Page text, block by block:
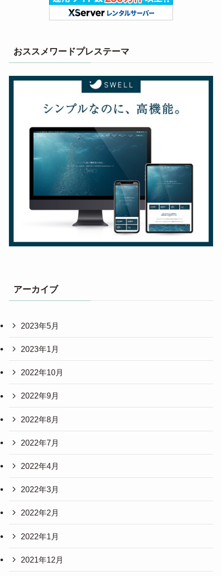
おススメワードプレステーマ
アーカイブ
2023年5月
2023年1月
2022年10月
2022年9月
2022年8月
2022年7月
2022年4月
2022年3月
2022年2月
2022年1月
2021年12月